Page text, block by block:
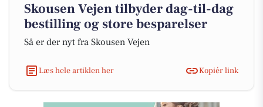
Skousen Vejen tilbyder dag-til-dag
bestilling og store besparelser
Så er der nyt fra Skousen Vejen
Læs hele artiklen her Kopiér link